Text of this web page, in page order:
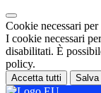
Cookie necessari
I cookie necessari
disabilitati. È
policy.
Accetta tutti Salva